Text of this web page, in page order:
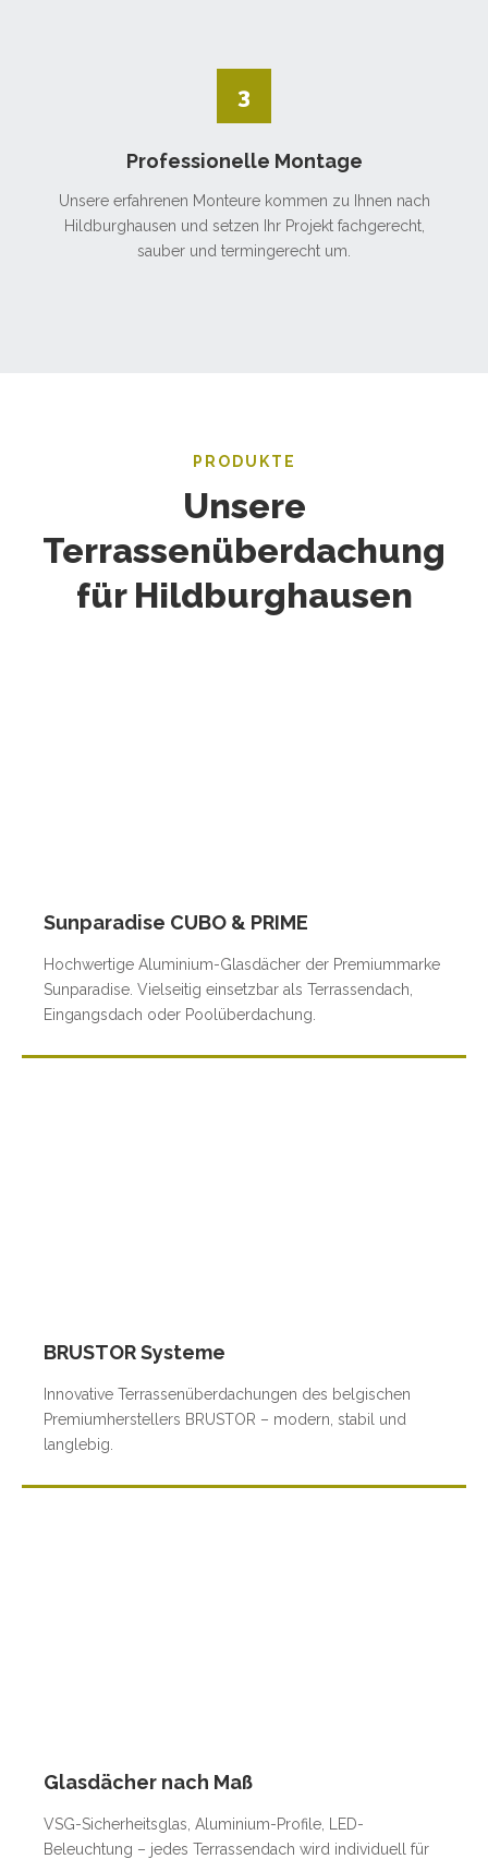
3
Professionelle Montage
Unsere erfahrenen Monteure kommen zu Ihnen nach
Hildburghausen und setzen Ihr Projekt fachgerecht,
sauber und termingerecht um.
PRODUKTE
Unsere
Terrassenüberdachung
für Hildburghausen
Sunparadise CUBO & PRIME
Hochwertige Aluminium-Glasdächer der Premiummarke
Sunparadise. Vielseitig einsetzbar als Terrassendach,
Eingangsdach oder Poolüberdachung.
BRUSTOR Systeme
Innovative Terrassenüberdachungen des belgischen
Premiumherstellers BRUSTOR – modern, stabil und
langlebig.
Glasdächer nach Maß
VSG-Sicherheitsglas, Aluminium-Profile, LED-
Beleuchtung – jedes Terrassendach wird individuell für